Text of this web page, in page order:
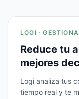
LOGI ·
Reduce tu
mejores
Logi analiza tus
tiempo real y te